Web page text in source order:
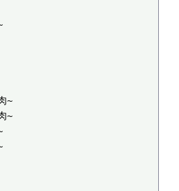
~
~